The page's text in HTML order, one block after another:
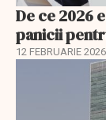
De ce 2026
panicii
12 FEBRUARIE 2026